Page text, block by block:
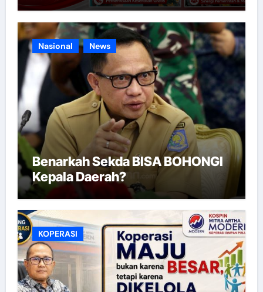
Nasional News
Benarkah Sekda BISA BOHONGI
Kepala Daerah?
KOPERASI